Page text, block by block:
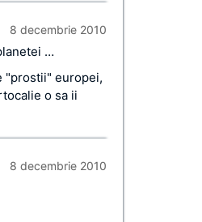
8 decembrie 2010
…
"prostii" europei,
o sa ii
8 decembrie 2010